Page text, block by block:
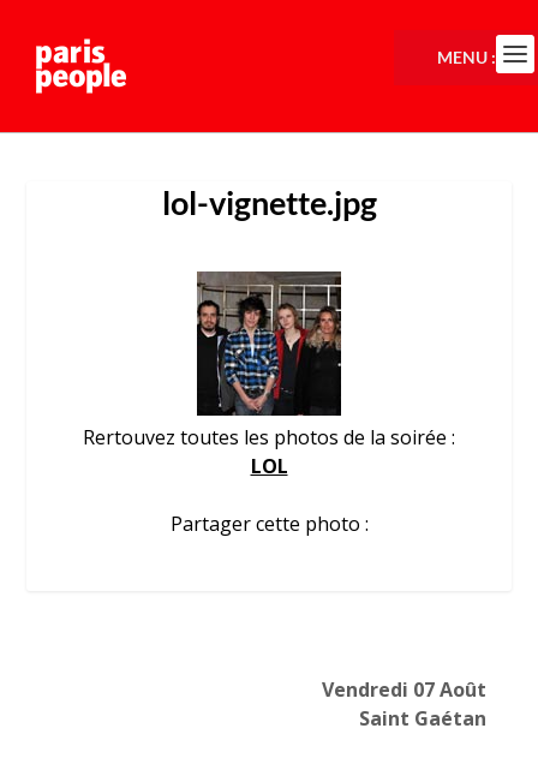
lol-vignette.jpg
Rertouvez toutes les photos de la soirée :
LOL
Partager cette photo :
Vendredi 07 Août
Saint Gaétan
MENU :